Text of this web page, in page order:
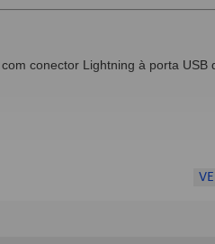
conector Lightning à porta